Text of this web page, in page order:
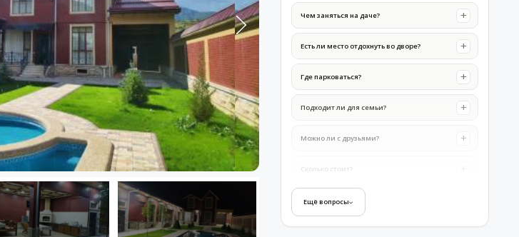
Чем заняться на даче?
Есть ли место отдохнуть во дворе?
Где парковаться?
Подходит ли для семьи?
Можно ли с друзьями?
Сколько стоит?
Как забронировать?
Ещё вопросы